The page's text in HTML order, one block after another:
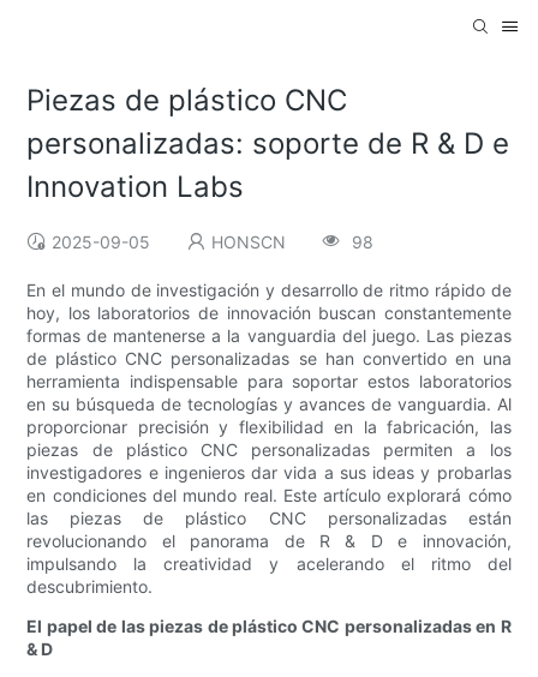
Piezas de plástico CNC
personalizadas: soporte de R & D e
Innovation Labs
2025-09-05 HONSCN 98
En el mundo de investigación y desarrollo de ritmo rápido de
hoy, los laboratorios de innovación buscan constantemente
formas de mantenerse a la vanguardia del juego. Las piezas
de plástico CNC personalizadas se han convertido en una
herramienta indispensable para soportar estos laboratorios
en su búsqueda de tecnologías y avances de vanguardia. Al
proporcionar precisión y flexibilidad en la fabricación, las
piezas de plástico CNC personalizadas permiten a los
investigadores e ingenieros dar vida a sus ideas y probarlas
en condiciones del mundo real. Este artículo explorará cómo
las piezas de plástico CNC personalizadas están
revolucionando el panorama de R & D e innovación,
impulsando la creatividad y acelerando el ritmo del
descubrimiento.
El papel de las piezas de plástico CNC personalizadas en R
& D